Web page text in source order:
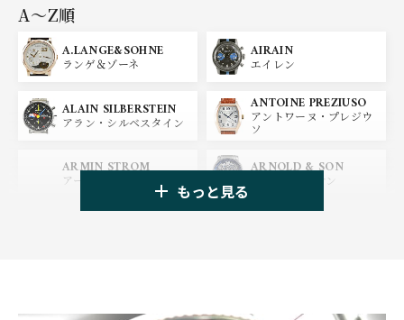
パネライ
OMEGA
オメガ
BREGUET
ブレゲ
BLANCPAIN
ブランパン
BREITLING
ブライトリング
HUBLOT
ウブロ
ZENITH
A〜Z順
A.LANGE&SOHNE
ランゲ＆ゾーネ
AIRAIN
エイレン
ALAIN SILBERSTEIN
アラン・シルベスタイン
ANTOINE PREZIUSO
アントワーヌ・プレジウ
ソ
ARMIN STROM
アーミン・シュトローム
ARNOLD & SON
アーノルド&サン
もっと見る